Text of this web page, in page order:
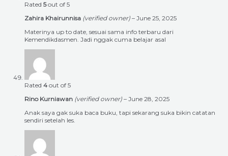
Rated 5out of 5
Zahira Khairunnisa (verified owner) – June 25, 2025
Materinya up to date, sesuai sama info terbaru dari
Kemendikdasmen. Jadi nggak cuma belajar asal
Rated 4 out of 5
Rino Kurniawan (verified owner) – June 28, 2025
Anak saya gak suka baca buku, tapi sekarang suka bikin catatan
sendiri setelah les.